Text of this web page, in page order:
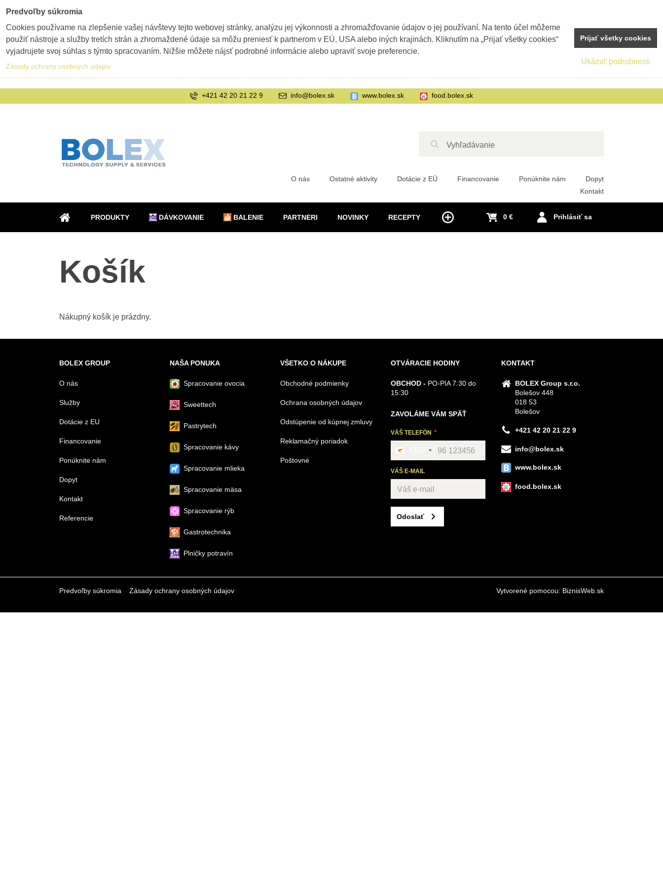
ÚVOD
PRODUKTY DÁVKOVANIE BALENIE PARTNERI NOVINKY RECEPTY
O nás Ostatné aktivity Dotácie z EÚ Financovanie Ponúknite nám
Dopyt
Kontakt
Prihlásiť sa
0 €
+421 42 20 21 22 9 info@bolex.sk www.bolex.sk food.bolex.sk
Košík
Nákupný košík je prázdny.
BOLEX GROUP
O nás
Služby
Dotácie z EU
Financovanie
Ponúknite nám
Dopyt
Kontakt
Referencie
NAŠA PONUKA
Spracovanie ovocia
Sweettech
Pastrytech
Spracovanie kávy
Spracovanie mlieka
Spracovanie mäsa
Spracovanie rýb
Gastrotechnika
Plničky potravín
VŠETKO O NÁKUPE
Obchodné podmienky
Ochrana osobných údajov
Odstúpenie od kúpnej zmluvy
Reklamačný poriadok
Poštovné
OTVÁRACIE HODINY
OBCHOD - PO-PIA 7:30 do
15:30
ZAVOLÁME VÁM SPÄŤ
VÁŠ TELEFÓN
VÁŠ E-MAIL
Odoslať
KONTAKT
BOLEX Group s.r.o.
Bolešov 448
018 53
Bolešov
+421 42 20 21 22 9
info@bolex.sk
www.bolex.sk
food.bolex.sk
Predvoľby súkromia Zásady ochrany osobných údajov Vytvorené pomocou: BiznisWeb.sk
Predvoľby súkromia
Cookies používame na zlepšenie vašej návštevy tejto webovej stránky, analýzu jej výkonnosti a zhromažďovanie údajov o jej používaní. Na tento účel môžeme
použiť nástroje a služby tretích strán a zhromaždené údaje sa môžu preniesť k partnerom v EÚ, USA alebo iných krajinách. Kliknutím na „Prijať všetky cookies“
vyjadrujete svoj súhlas s týmto spracovaním. Nižšie môžete nájsť podrobné informácie alebo upraviť svoje preferencie.
Zásady ochrany osobných údajov
Ukázať podrobnosti
Prijať všetky cookies